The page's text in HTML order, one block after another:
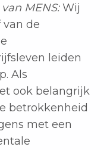
MENS:Wij
de
leiden
Als
ook belangrijk
betrokkenheid
met een